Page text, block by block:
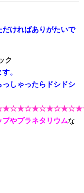
だければありがたいで
ク
。
しゃったらドシドシ
プやプラネタリウムな